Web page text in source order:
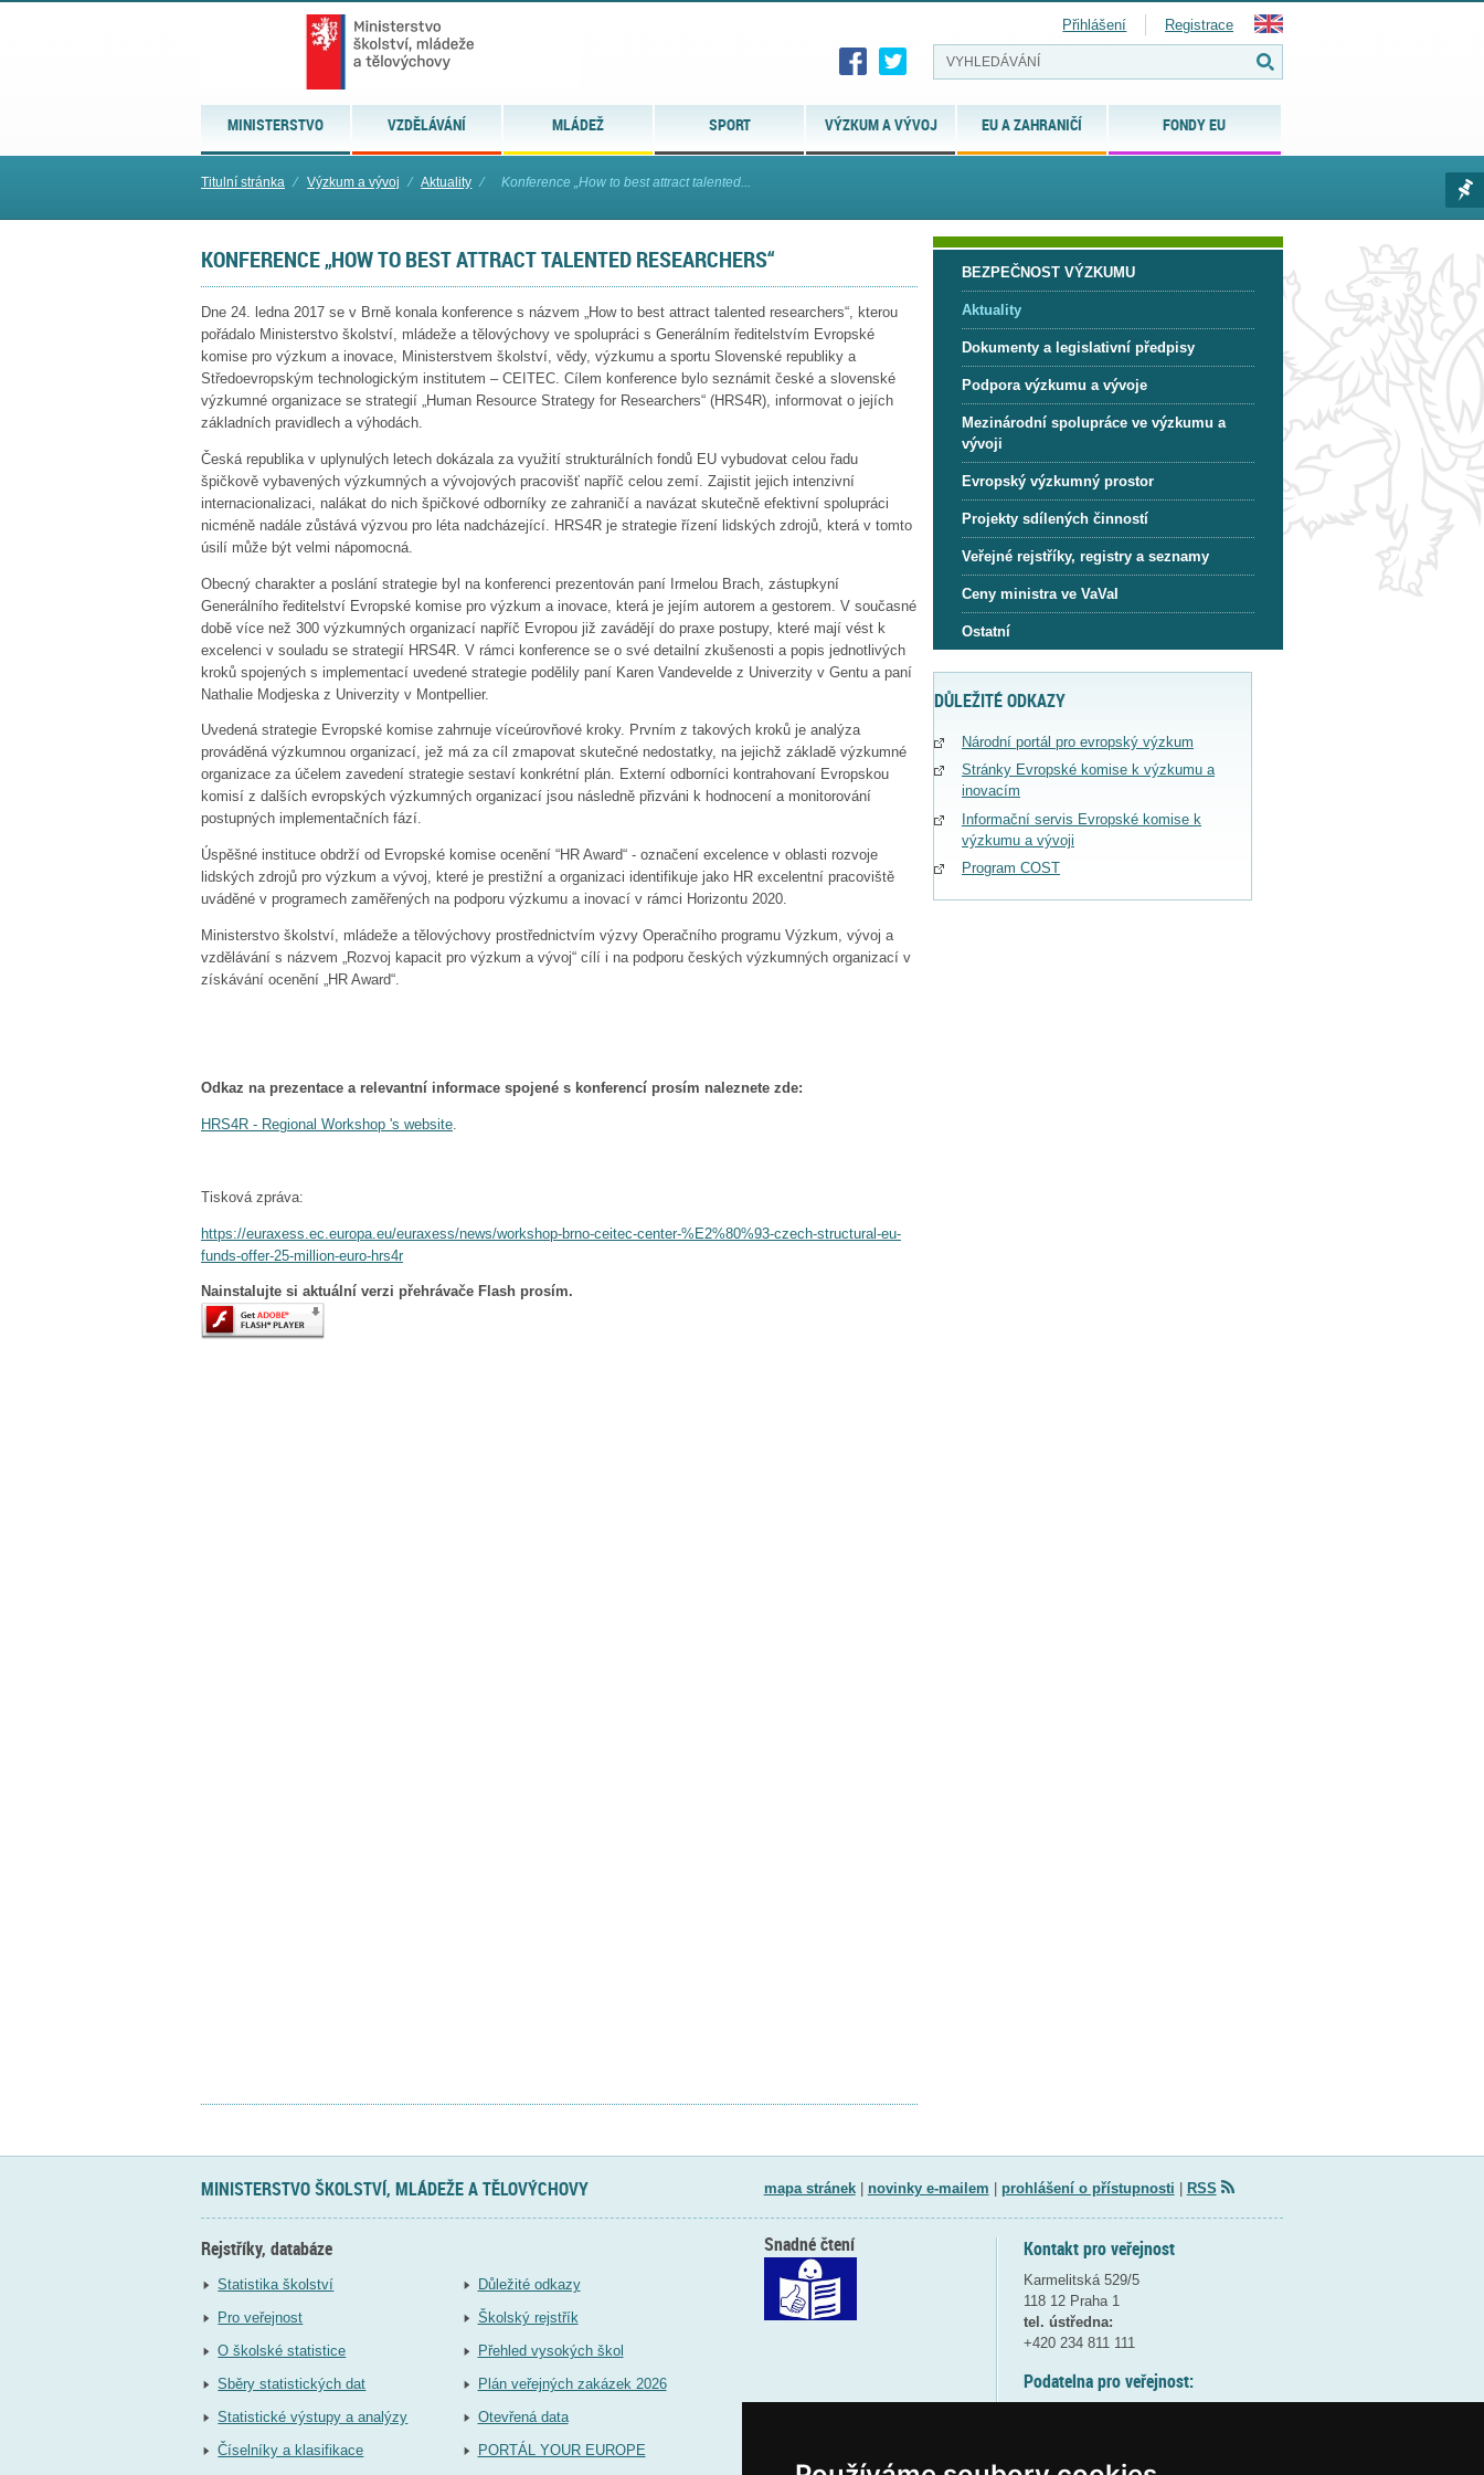
MINISTERSTVO VZDĚLÁVÁNÍ MLÁDEŽ SPORT VÝZKUM A VÝVOJ EU A ZAHRANIČÍ FONDY EU
Přihlášení Registrace
Titulní stránka ⁄ Výzkum a vývoj ⁄ Aktuality ⁄ Konference „How to best attract talented...
KONFERENCE „HOW TO BEST ATTRACT TALENTED RESEARCHERS“
Dne 24. ledna 2017 se v Brně konala konference s názvem „How to best attract talented researchers“, kterou
pořádalo Ministerstvo školství, mládeže a tělovýchovy ve spolupráci s Generálním ředitelstvím Evropské
komise pro výzkum a inovace, Ministerstvem školství, vědy, výzkumu a sportu Slovenské republiky a
Středoevropským technologickým institutem – CEITEC. Cílem konference bylo seznámit české a slovenské
výzkumné organizace se strategií „Human Resource Strategy for Researchers“ (HRS4R), informovat o jejích
základních pravidlech a výhodách.
Česká republika v uplynulých letech dokázala za využití strukturálních fondů EU vybudovat celou řadu
špičkově vybavených výzkumných a vývojových pracovišť napříč celou zemí. Zajistit jejich intenzivní
internacionalizaci, nalákat do nich špičkové odborníky ze zahraničí a navázat skutečně efektivní spolupráci
nicméně nadále zůstává výzvou pro léta nadcházející. HRS4R je strategie řízení lidských zdrojů, která v tomto
úsilí může být velmi nápomocná.
Obecný charakter a poslání strategie byl na konferenci prezentován paní Irmelou Brach, zástupkyní
Generálního ředitelství Evropské komise pro výzkum a inovace, která je jejím autorem a gestorem. V současné
době více než 300 výzkumných organizací napříč Evropou již zavádějí do praxe postupy, které mají vést k
excelenci v souladu se strategií HRS4R. V rámci konference se o své detailní zkušenosti a popis jednotlivých
kroků spojených s implementací uvedené strategie podělily paní Karen Vandevelde z Univerzity v Gentu a paní
Nathalie Modjeska z Univerzity v Montpellier.
Uvedená strategie Evropské komise zahrnuje víceúrovňové kroky. Prvním z takových kroků je analýza
prováděná výzkumnou organizací, jež má za cíl zmapovat skutečné nedostatky, na jejichž základě výzkumné
organizace za účelem zavedení strategie sestaví konkrétní plán. Externí odborníci kontrahovaní Evropskou
komisí z dalších evropských výzkumných organizací jsou následně přizváni k hodnocení a monitorování
postupných implementačních fází.
Úspěšné instituce obdrží od Evropské komise ocenění “HR Award“ - označení excelence v oblasti rozvoje
lidských zdrojů pro výzkum a vývoj, které je prestižní a organizaci identifikuje jako HR excelentní pracoviště
uváděné v programech zaměřených na podporu výzkumu a inovací v rámci Horizontu 2020.
Ministerstvo školství, mládeže a tělovýchovy prostřednictvím výzvy Operačního programu Výzkum, vývoj a
vzdělávání s názvem „Rozvoj kapacit pro výzkum a vývoj“ cílí i na podporu českých výzkumných organizací v
získávání ocenění „HR Award“.
Odkaz na prezentace a relevantní informace spojené s konferencí prosím naleznete zde:
HRS4R - Regional Workshop 's website.
Tisková zpráva:
https://euraxess.ec.europa.eu/euraxess/news/workshop-brno-ceitec-center-%E2%80%93-czech-structural-eu-
funds-offer-25-million-euro-hrs4r
Nainstalujte si aktuální verzi přehrávače Flash prosím.
BEZPEČNOST VÝZKUMU
Aktuality
Dokumenty a legislativní předpisy
Podpora výzkumu a vývoje
Mezinárodní spolupráce ve výzkumu a
vývoji
Evropský výzkumný prostor
Projekty sdílených činností
Veřejné rejstříky, registry a seznamy
Ceny ministra ve VaVaI
Ostatní
DŮLEŽITÉ ODKAZY
Národní portál pro evropský výzkum
Stránky Evropské komise k výzkumu a
inovacím
Informační servis Evropské komise k
výzkumu a vývoji
Program COST
MINISTERSTVO ŠKOLSTVÍ, MLÁDEŽE A TĚLOVÝCHOVY mapa stránek| novinky e-mailem prohlášení o přístupnosti RSS
Rejstříky, databáze
Statistika školství
Pro veřejnost
O školské statistice
Sběry statistických dat
Statistické výstupy a analýzy
Číselníky a klasifikace
Důležité odkazy
Školský rejstřík
Přehled vysokých škol
Plán veřejných zakázek 2026
Otevřená data
PORTÁL YOUR EUROPE
Kontakt pro veřejnost
Karmelitská 529/5
118 12 Praha 1
tel. ústředna:
+420 234 811 111
Podatelna pro veřejnost:
Snadné čtení